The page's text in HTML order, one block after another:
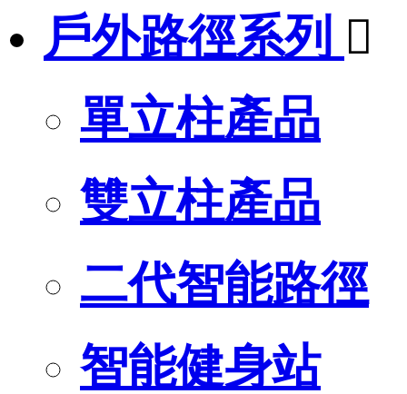
戶外路徑系列 
單立柱產品
雙立柱產品
二代智能路徑
智能健身站